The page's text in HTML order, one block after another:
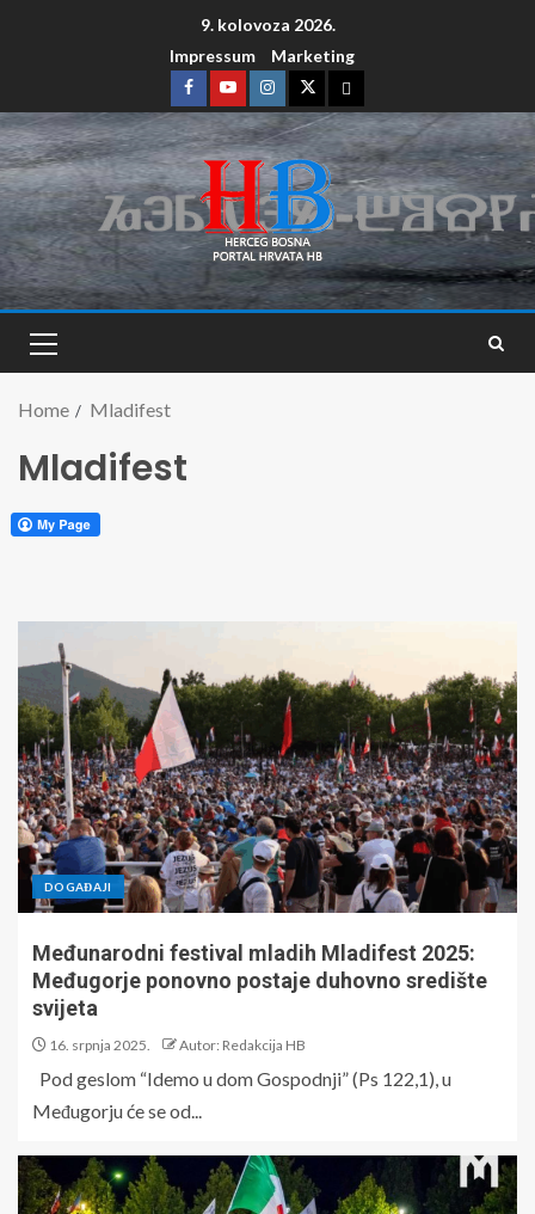
9. kolovoza 2026.
Impressum
Marketing
Home Mladifest
Mladifest
DOGAĐAJI
Međunarodni festival mladih Mladifest 2025:
Međugorje ponovno postaje duhovno središte
svijeta
16. srpnja 2025. Autor: Redakcija HB
Pod geslom “Idemo u dom Gospodnji” (Ps 122,1), u
Međugorju će se od...